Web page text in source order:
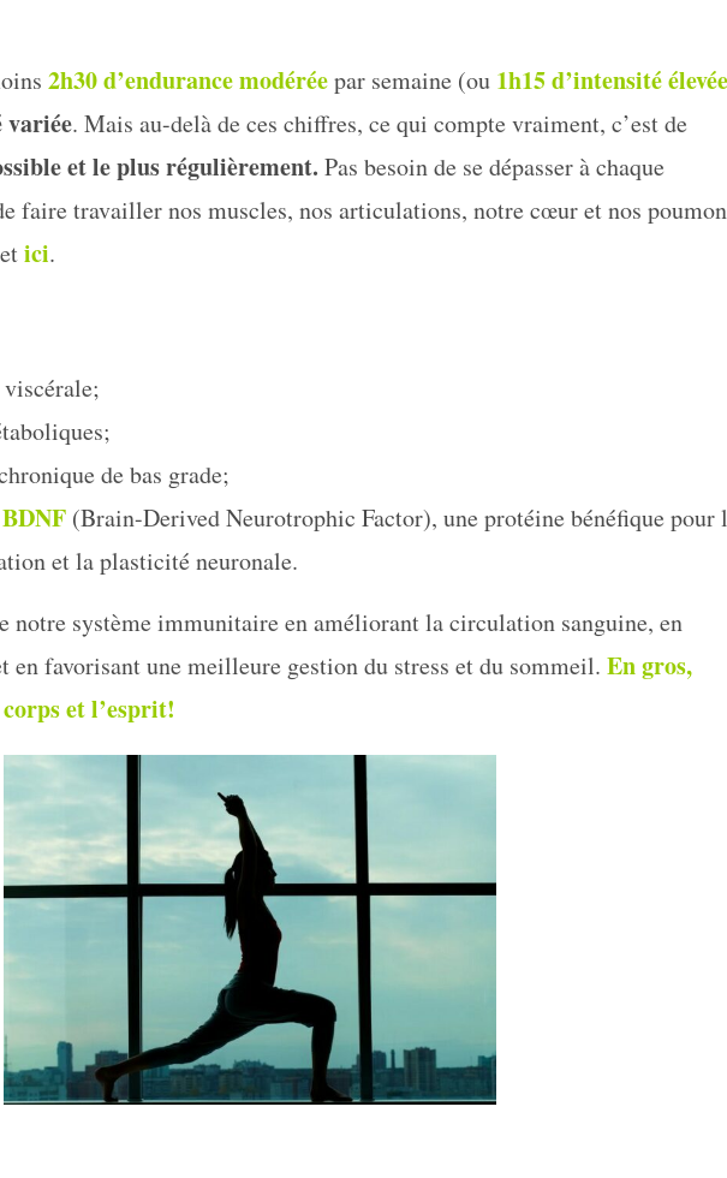
2h30 d’endurance modéréepar semaine (ou 1h15 d’intensité
variée. Mais au-delà de ces chiffres, ce qui compte vraiment, c’est de
et le plus régulièrement. Pas besoin de se dépasser à chaque
faire travailler nos muscles, nos articulations, notre cœur et nos
etici.
de bas grade;
BDNF (Brain-Derived Neurotrophic Factor), une protéine bénéfique pour
et la plasticité neuronale.
notre système immunitaire en améliorant la circulation sanguine, en
en favorisant une meilleure gestion du stress et du sommeil.En gros,
et l’esprit!